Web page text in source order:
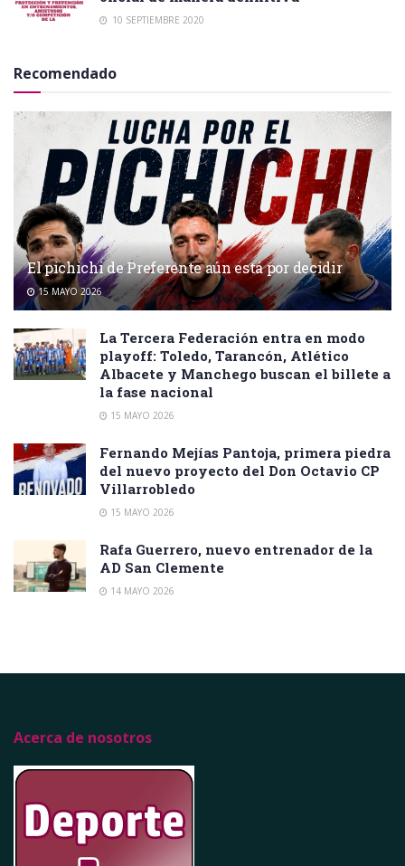
10 SEPTIEMBRE 2020
Recomendado
El pichichi de Preferente aún está por decidir
15 MAYO 2026
La Tercera Federación entra en modo
playoff: Toledo, Tarancón, Atlético
Albacete y Manchego buscan el billete a
la fase nacional
15 MAYO 2026
Fernando Mejías Pantoja, primera piedra
del nuevo proyecto del Don Octavio CP
Villarrobledo
15 MAYO 2026
Rafa Guerrero, nuevo entrenador de la
AD San Clemente
14 MAYO 2026
Acerca de nosotros